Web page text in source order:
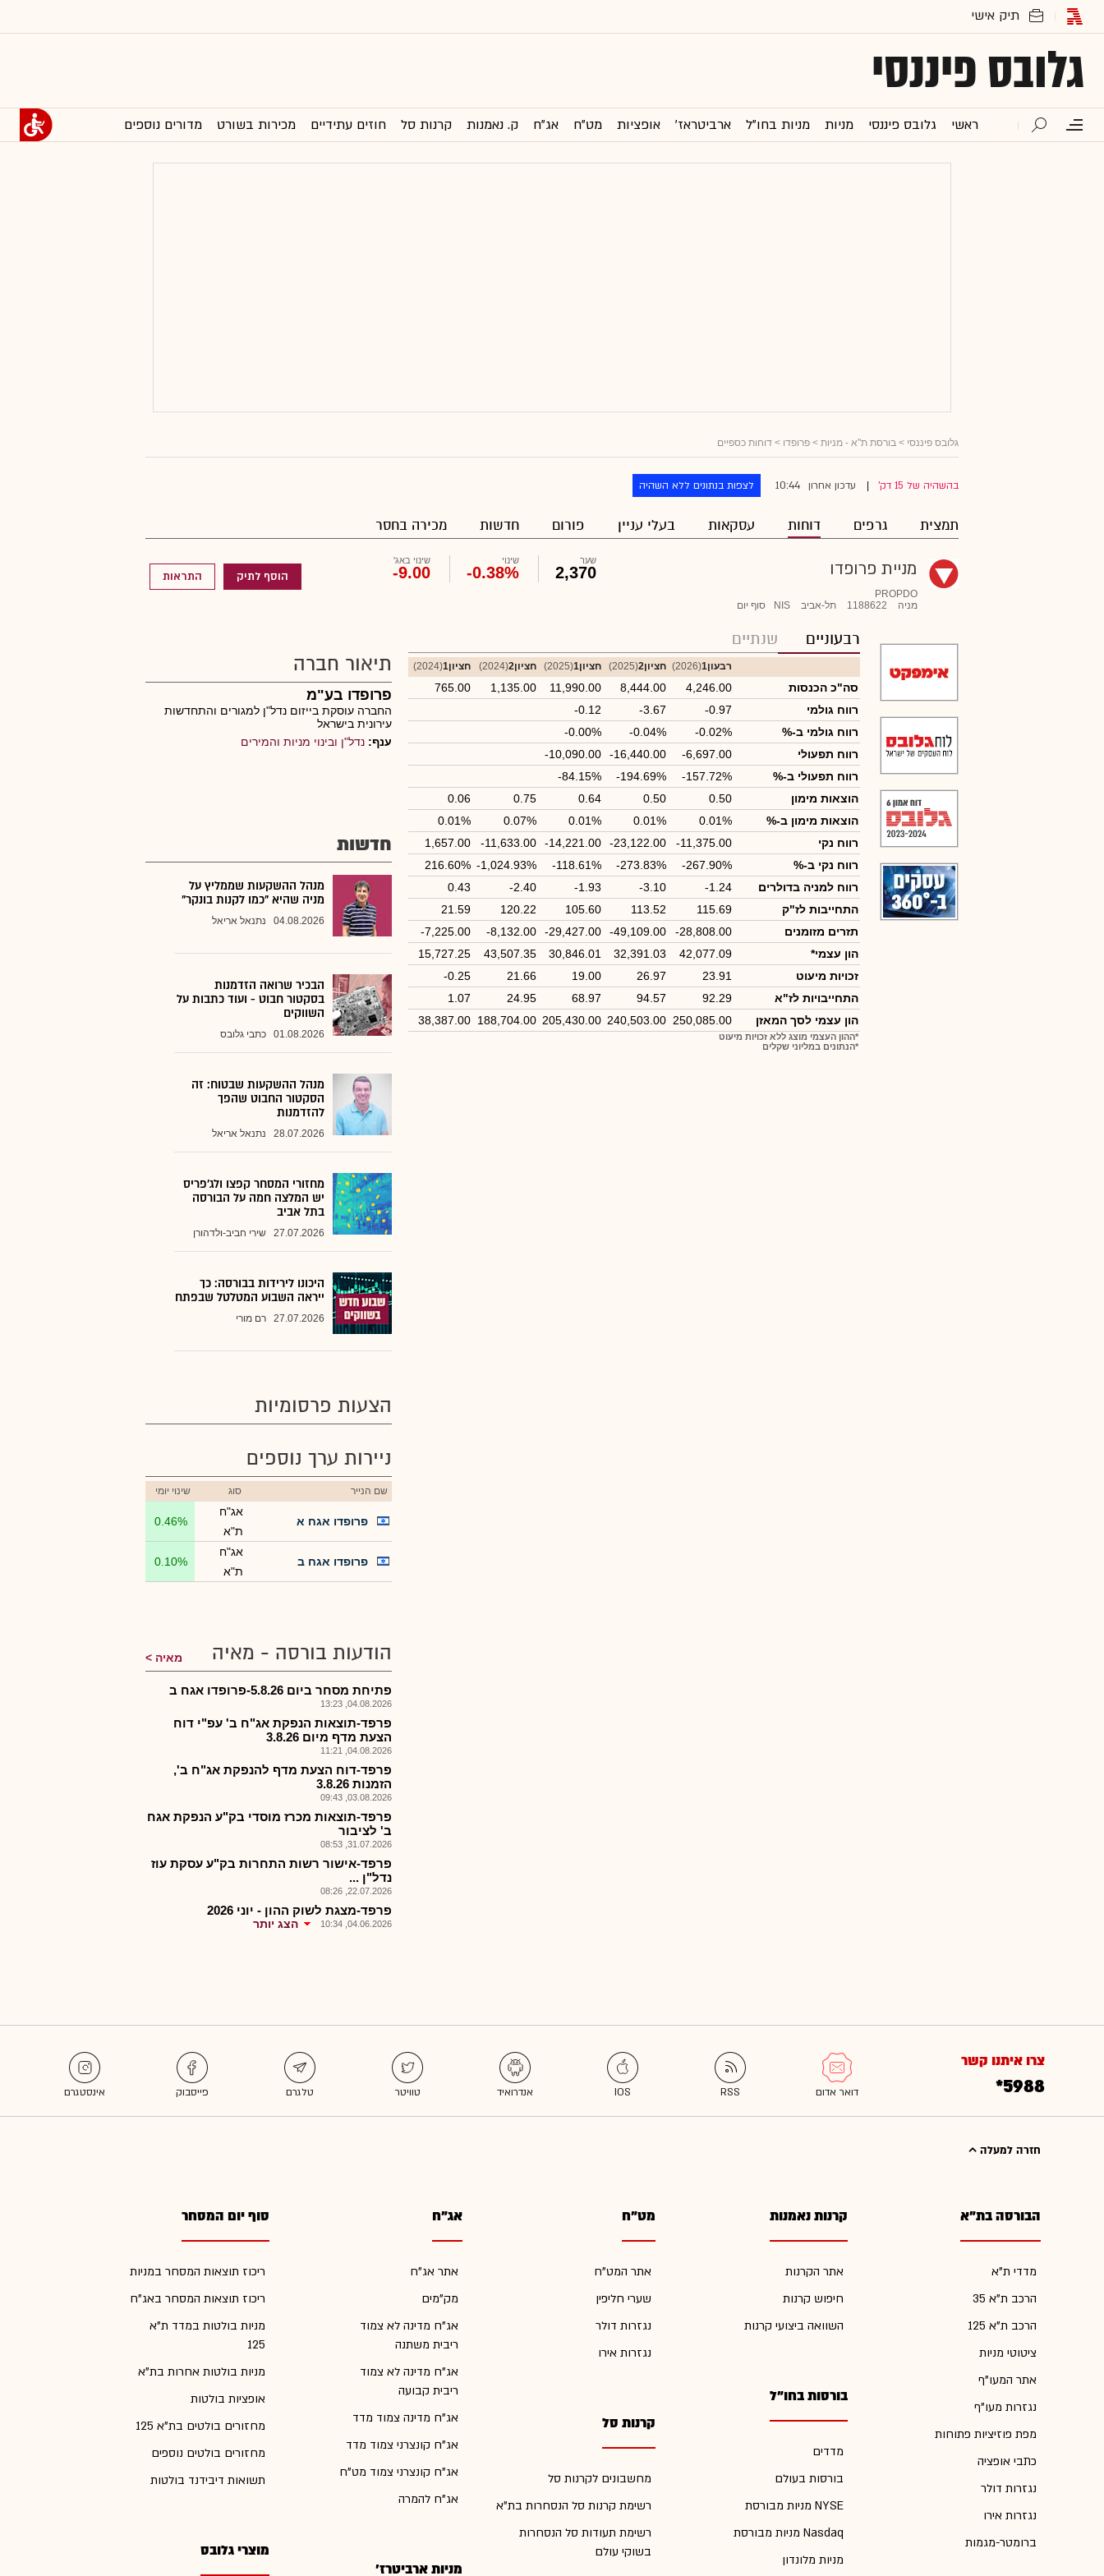
גלובס פיננסי
ראשי גלובס פיננסי מניות מניות בחו"ל ארביטראז' אופציות מט"ח אג"ח ק. נאמנות קרנות סל חוזים עתידיים מכירות בשורט מדורים נוספים
גלובס פיננסי > בורסת ת"א - מניות > פרופדו > דוחות כספיים
בהשהיה של 15 דק' עדכון אחרון 10:44 לצפות בנתונים ללא השהיה
תמצית גרפים דוחות עסקאות בעלי עניין פורום חדשות מכירה בחסר
מניית פרופדו
PROPDO
מניה
1188622 תל-אביב NIS סוף יום
שער
2,370
שינוי
-0.38%
שינוי באג'
-9.00 הוסף לתיק התראות
רבעוניים שנתיים
רבעון1 (2026) חציון2 (2025) חציון1 (2025) חציון2 (2024) חציון1 (2024)
סה"כ הכנסות 4,246.00
8,444.00
11,990.00
1,135.00
765.00
רווח גולמי
-0.97
-3.67
-0.12
רווח גולמי ב-%
-0.02%
-0.04%
-0.00%
רווח תפעולי
-6,697.00
-16,440.00
-10,090.00
רווח תפעולי ב-%
-157.72%
-194.69%
-84.15%
הוצאות מימון
0.50
0.50
0.64
0.75
0.06
הוצאות מימון ב-%
0.01%
0.01%
0.01%
0.07%
0.01%
רווח נקי
-11,375.00
-23,122.00
-14,221.00
-11,633.00
1,657.00
רווח נקי ב-%
-267.90%
-273.83%
-118.61%
-1,024.93%
216.60%
רווח למניה בדולרים
-1.24
-3.10
-1.93
-2.40
0.43
התחייבות לז"ק
115.69
113.52
105.60
120.22
21.59
תזרים מזומנים
-28,808.00
-49,109.00
-29,427.00
-8,132.00
-7,225.00
הון עצמי*
42,077.09
32,391.03
30,846.01
43,507.35
15,727.25
זכויות מיעוט
23.91
26.97
19.00
21.66
-0.25
התחייבויות לז"א
92.29
94.57
68.97
24.95
1.07
הון עצמי לסך המאזן
250,085.00
240,503.00
205,430.00
188,704.00
38,387.00
*ההון העצמי מוצג ללא זכויות מיעוט
*הנתונים במליוני שקלים
תיאור חברה
פרופדו בע"מ
החברה עוסקת בייזום נדל"ן למגורים והתחדשות
עירונית בישראל
ענף: נדל"ן ובינוי מניות והמירים
חדשות
מנהל ההשקעות שממליץ על
מניה שהיא "כמו לקנות בונקר"
04.08.2026 נתנאל אריאל
הבכיר שרואה הזדמנות
בסקטור חבוט - ועוד כתבות על
השווקים
01.08.2026 כתבי גלובס
מנהל ההשקעות שבטוח: זה
הסקטור החבוט שהפך
להזדמנות
28.07.2026 נתנאל אריאל
מחזורי המסחר קפצו ולג'פריס
יש המלצה חמה על הבורסה
בתל אביב
27.07.2026 שירי חביב-ולדהורן
היכונו לירידות בבורסה: כך
ייראה השבוע המטלטל שבפתח
27.07.2026 רם מורי
הצעות פרסומיות
ניירות ערך נוספים
שם הנייר סוג שינוי יומי
פרופדו אגח א
אג"ח
ת"א
0.46%
פרופדו אגח ב
אג"ח
ת"א
0.10%
הודעות בורסה - מאיה מאיה
פתיחת מסחר ביום 5.8.26-פרופדו אגח ב
04.08.2026, 13:23
פרפד-תוצאות הנפקת אג"ח ב' עפ"י דוח
הצעת מדף מיום 3.8.26
04.08.2026, 11:21
פרפד-דוח הצעת מדף להנפקת אג"ח ב',
הזמנות 3.8.26
03.08.2026, 09:43
פרפד-תוצאות מכרז מוסדי בק"ע הנפקת אגח
ב' לציבור
31.07.2026, 08:53
פרפד-אישור רשות התחרות בק"ע עסקת עוז
נדל"ן ...
22.07.2026, 08:26
פרפד-מצגת לשוק ההון - יוני 2026
04.06.2026, 10:34 הצג יותר
צרו איתנו קשר
*5988
חזרה למעלה
הבורסה בת"א
מדדי ת"א
הרכב ת"א 35
הרכב ת"א 125
ציטוטי מניות
אתר המעו"ף
נגזרות מעו"ף
מפת פוזיציות פתוחות
כתבי אופציה
נגזרות דולר
נגזרות אירו
ברומטר-מגמות
קרנות נאמנות
אתר הקרנות
חיפוש קרנות
השוואה ביצועי קרנות
בורסות בחו"ל
מדדים
בורסות בעולם
מניות מבורסת NYSE
מניות מבורסת Nasdaq
מניות מלונדון
מט"ח
אתר המט"ח
שערי חליפין
נגזרות דולר
נגזרות אירו
קרנות סל
מחשבונים לקרנות סל
רשימת קרנות סל הנסחרות בת"א
רשימת תעודות סל הנסחרות
בשוקי עולם
אג"ח
אתר אג"ח
מק"מים
אג"ח מדינה לא צמוד
ריבית משתנה
אג"ח מדינה לא צמוד
ריבית קבועה
אג"ח מדינה צמוד מדד
אג"ח קונצרני צמוד מדד
אג"ח קונצרני צמוד מט"ח
אג"ח להמרה
מניות ארביטרז'
סוף יום המסחר
ריכוז תוצאות המסחר במניות
ריכוז תוצאות המסחר באג"ח
מניות בולטות במדד ת"א
125
מניות בולטות אחרות בת"א
אופציות בולטות
מחזורים בולטים בת"א 125
מחזורים בולטים נוספים
תשואות דיבידנד בולטות
מוצרי גלובס